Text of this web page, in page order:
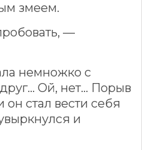
змеем.
—
немножко с
Ой, нет… Порыв
он стал вести себя
и